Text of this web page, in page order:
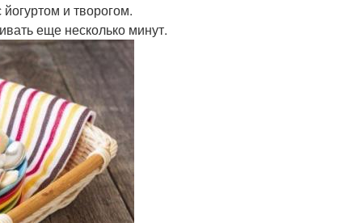
и творогом.
еще несколько минут.